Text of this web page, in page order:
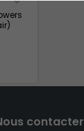
contacter